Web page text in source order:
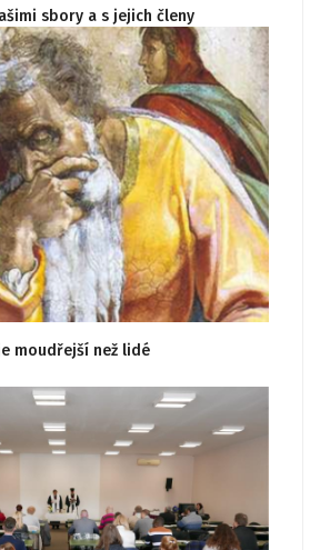
sbory a s jejich členy
moudřejší než lidé